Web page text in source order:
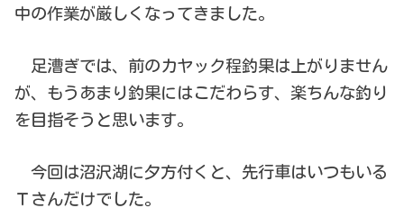
中の作業が厳しくなってきました。
足漕ぎでは、前のカヤック程釣果は上がりません
が、もうあまり釣果にはこだわらす、楽ちんな釣り
を目指そうと思います。
今回は沼沢湖に夕方付くと、先行車はいつもいる
Ｔさんだけでした。